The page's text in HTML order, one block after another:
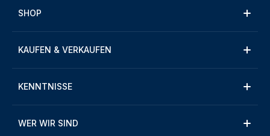
SHOP
KAUFEN & VERKAUFEN
KENNTNISSE
WER WIR SIND